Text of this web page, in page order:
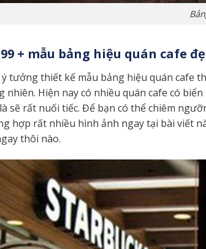
+ mẫu bảng hiệu quán cafe
tưởng thiết kế mẫu bảng hiệu quán cafe
nhiên. Hiện nay có nhiều quán cafe có
sẽ rất nuối tiếc. Để bạn có thể chiêm
hợp rất nhiều hình ảnh ngay tại bài viết
thôi nào.